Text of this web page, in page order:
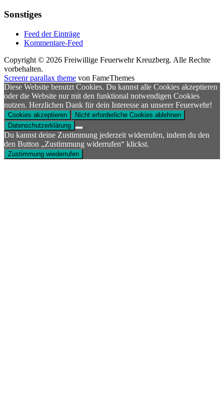
Sonstiges
Feed der Einträge
Kommentare-Feed
Copyright © 2026 Freiwillige Feuerwehr Kreuzberg. Alle Rechte
vorbehalten.
Screenr parallax theme von FameThemes
Diese Website benutzt Cookies. Du kannst alle Cookies akzeptieren
oder die Website nur mit den funktional notwendigen Cookies
nutzen. Herzlichen Dank für dein Interesse an unserer Feuerwehr!
Cookies akzeptieren
Nicht erforderliche Cookies ablehnen
Datenschutzerklärung
Du kannst deine Zustimmung jederzeit widerrufen, indem du den
den Button „Zustimmung widerrufen“ klickst.
Zustimmung wiederrufen